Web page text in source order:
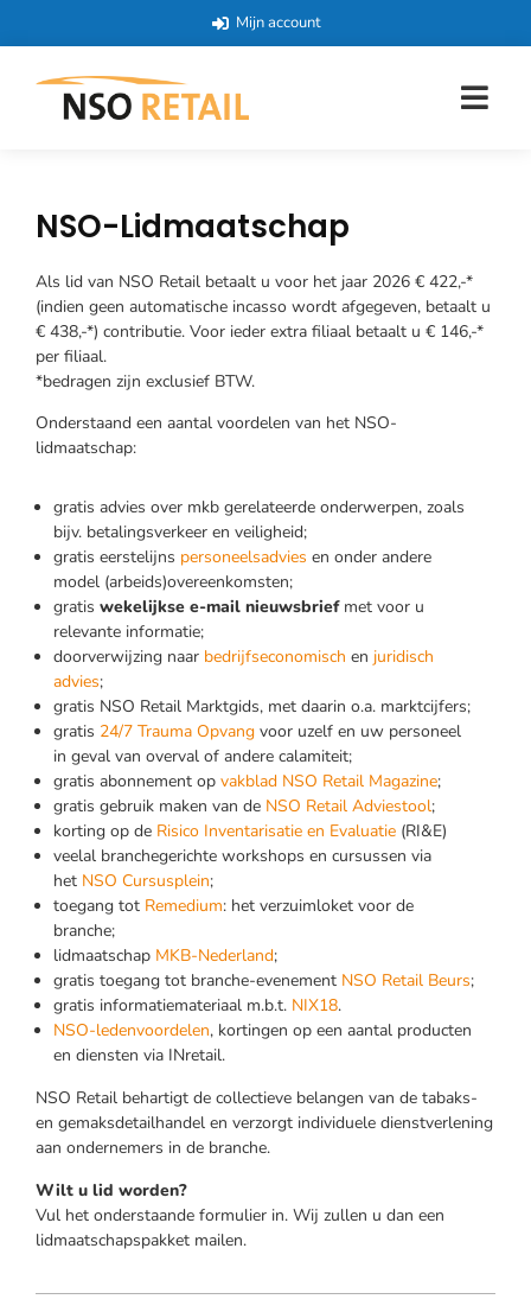
Mijn account
NSO-Lidmaatschap
Als lid van NSO Retail betaalt u voor het jaar 2026 € 422,-*
(indien geen automatische incasso wordt afgegeven, betaalt u
€ 438,-*) contributie. Voor ieder extra filiaal betaalt u € 146,-*
per filiaal.
*bedragen zijn exclusief BTW.
Onderstaand een aantal voordelen van het NSO-
lidmaatschap:
gratis advies over mkb gerelateerde onderwerpen, zoals
bijv. betalingsverkeer en veiligheid;
gratis eerstelijns personeelsadvies en onder andere
model (arbeids)overeenkomsten;
gratis wekelijkse e-mail nieuwsbriefmet voor u
relevante informatie;
doorverwijzing naar bedrijfseconomisch en juridisch
advies;
gratis NSO Retail Marktgids, met daarin o.a. marktcijfers;
gratis 24/7 Trauma Opvang voor uzelf en uw personeel
in geval van overval of andere calamiteit;
gratis abonnement op vakblad NSO Retail Magazine;
gratis gebruik maken van de NSO Retail Adviestool;
korting op de Risico Inventarisatie en Evaluatie (RI&E)
veelal branchegerichte workshops en cursussen via
het NSO Cursusplein;
toegang tot Remedium: het verzuimloket voor de
branche;
lidmaatschap MKB-Nederland;
gratis toegang tot branche-evenement NSO Retail Beurs;
gratis informatiemateriaal m.b.t. NIX18.
NSO-ledenvoordelen, kortingen op een aantal producten
en diensten via INretail.
NSO Retail behartigt de collectieve belangen van de tabaks-
en gemaksdetailhandel en verzorgt individuele dienstverlening
aan ondernemers in de branche.
Wilt u lid worden?
Vul het onderstaande formulier in. Wij zullen u dan een
lidmaatschapspakket mailen.